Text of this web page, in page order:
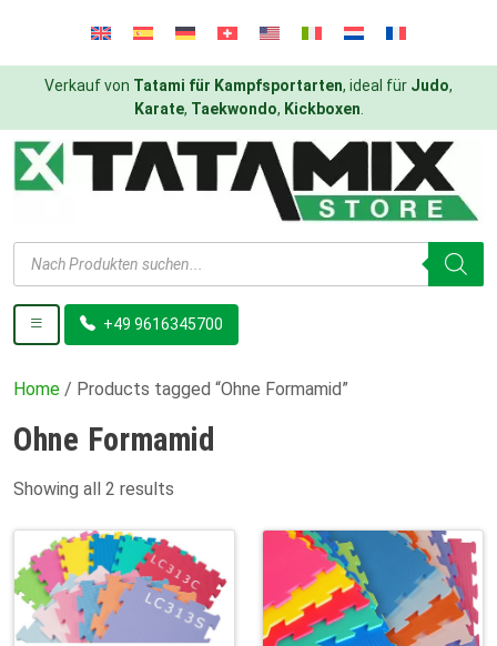
Verkauf von Tatami für Kampfsportarten, ideal für Judo,
Karate, Taekwondo, Kickboxen
Products
search
+49 9616345700
Home / Products tagged “Ohne Formamid”
Ohne Formamid
Showing all 2 results